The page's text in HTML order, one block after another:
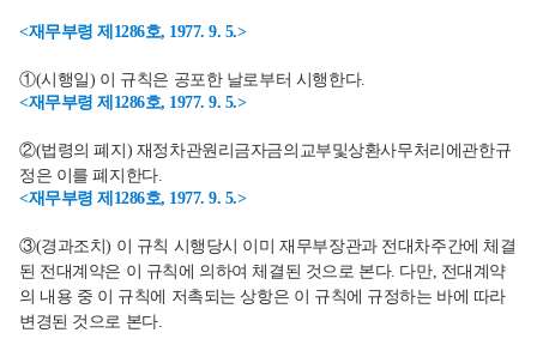
<재무부령 제1286호, 1977. 9. 5.>
①(시행일) 이 규칙은 공포한 날로부터 시행한다.
<재무부령 제1286호, 1977. 9. 5.>
②(법령의 폐지) 재정차관원리금자금의교부및상환사무처리에관한규
정은 이를 폐지한다.
<재무부령 제1286호, 1977. 9. 5.>
③(경과조치) 이 규칙 시행당시 이미 재무부장관과 전대차주간에 체결
된 전대계약은 이 규칙에 의하여 체결된 것으로 본다. 다만, 전대계약
의 내용 중 이 규칙에 저촉되는 상항은 이 규칙에 규정하는 바에 따라
변경된 것으로 본다.